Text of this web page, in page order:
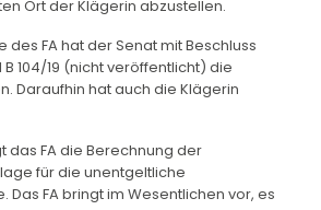
Ort der Klägerin abzustellen.
des FA hat der Senat mit Beschluss
B 104/19 (nicht veröffentlicht) die
Daraufhin hat auch die Klägerin
das FA die Berechnung der
für die unentgeltliche
FA bringt im Wesentlichen vor, es